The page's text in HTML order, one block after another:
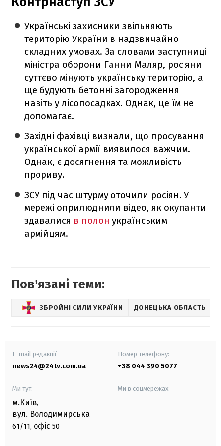
Українські захисники звільняють
територію України в надзвичайно
складних умовах. За словами заступниці
міністра оборони Ганни Маляр, росіяни
суттєво мінують українську територію, а
ще будують бетонні загородження
навіть у лісопосадках. Однак, це їм не
допомагає.
Західні фахівці визнали, що просування
української армії виявилося важчим.
Однак, є досягнення та можливість
прориву.
ЗСУ під час штурму оточили росіян. У
мережі оприлюднили відео, як окупанти
здавалися в полонукраїнським
армійцям.
Повʼязані теми:
ЗБРОЙНІ СИЛИ УКРАЇНИ ДОНЕЦЬКА ОБЛАСТЬ
E-mail редакції
news24@24tv.com.ua
Номер телефону:
+38 044 390 5077
Ми тут:
м.Київ,
вул. Володимирська
61/11, офіс 50
Ми в соцмережах: